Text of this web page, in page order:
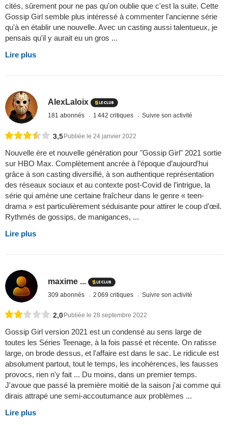
cités, sûrement pour ne pas qu'on oublie que c'est la suite. Cette
Gossip Girl semble plus intéressé à commenter l'ancienne série
qu'à en établir une nouvelle. Avec un casting aussi talentueux, je
pensais qu'il y aurait eu un gros ...
Lire plus
AlexLaloix
181 abonnés 1 442 critiques Suivre son activité
3,5 Publiée le 24 janvier 2022
Nouvelle ère et nouvelle génération pour "Gossip Girl" 2021 sortie
sur HBO Max. Complètement ancrée à l’époque d’aujourd’hui
grâce à son casting diversifié, à son authentique représentation
des réseaux sociaux et au contexte post-Covid de l’intrigue, la
série qui amène une certaine fraîcheur dans le genre « teen-
drama » est particulièrement séduisante pour attirer le coup d’œil.
Rythmés de gossips, de manigances, ...
Lire plus
maxime ...
309 abonnés 2 069 critiques Suivre son activité
2,0 Publiée le 28 septembre 2022
Gossip Girl version 2021 est un condensé au sens large de
toutes les Séries Teenage, à la fois passé et récente. On ratisse
large, on brode dessus, et l'affaire est dans le sac. Le ridicule est
absolument partout, tout le temps, les incohérences, les fausses
provocs, rien n'y fait ... Du moins, dans un premier temps.
J'avoue que passé la première moitié de la saison j'ai comme qui
dirais attrapé une semi-accoutumance aux problèmes ...
Lire plus